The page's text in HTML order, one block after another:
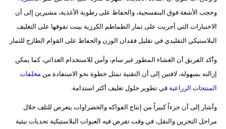
سيارات
وحجب الأشعة فوق البنفسجية، والحفاظ على رطوبة الأغذية، مشيرين إلى أن
الاختبارات التي أجريت على ثمار الطماطم الكرزية بينت تفوقها على التغليف
البلاستيكي التقليدي في تقليل فقدان الوزن والحفاظ على القوام الطازج للثمار.
وأكد الفريق أن الغشاء المطور غير سام، وآمن للاستخدام الغذائي، كما يمكن
إزالته بسهولة، لافتين إلى أن التقنية تمثل خطوة نحو الاستفادة من مخلفات
المنتجات الزراعية في تطوير حلول تغليف أكثر استدامة.
وأشار إلى أن جزءاً كبيراً من إنتاج الفواكه والخضراوات يتعرض للتلف خلال
مراحل التخزين والنقل، في وقت تفرض فيه العبوات البلاستيكية تحديات بيئية